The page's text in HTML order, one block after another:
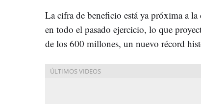
La cifra de beneficio está ya próxima a
en todo el pasado ejercicio, lo que
de los 600 millones, un nuevo récord